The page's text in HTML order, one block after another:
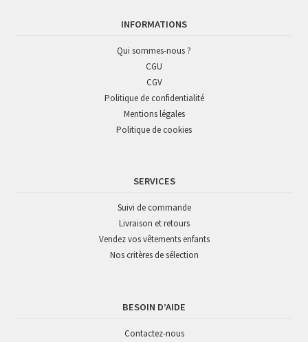
INFORMATIONS
Qui sommes-nous ?
CGU
CGV
Politique de confidentialité
Mentions légales
Politique de cookies
SERVICES
Suivi de commande
Livraison et retours
Vendez vos vêtements enfants
Nos critères de sélection
BESOIN D’AIDE
Contactez-nous